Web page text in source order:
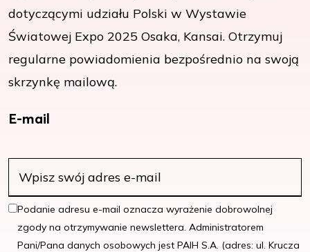
dotyczącymi udziału Polski w Wystawie
Światowej Expo 2025 Osaka, Kansai. Otrzymuj
regularne powiadomienia bezpośrednio na swoją
skrzynkę mailową.
E-mail
Podanie adresu e-mail oznacza wyrażenie dobrowolnej
zgody na otrzymywanie newslettera. Administratorem
Pani/Pana danych osobowych jest PAIH S.A. (adres: ul. Krucza